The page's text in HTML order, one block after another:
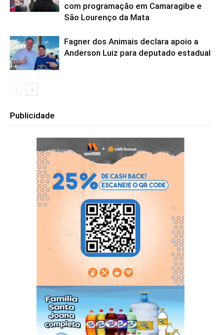
com programação em Camaragibe e
São Lourenço da Mata
Fagner dos Animais declara apoio a
Anderson Luiz para deputado estadual
Publicidade